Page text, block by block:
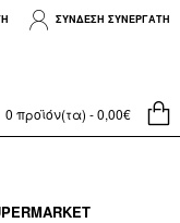
ΣΥΝΔΕΣΗ ΣΥΝΕΡΓΑΤΗ
0 προϊόν(τα) - 0,00€